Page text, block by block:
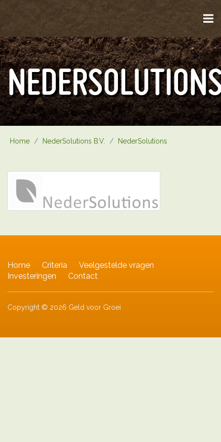
Home / NederSolutions B.V. / NederSolutions
Home Criteria
Veelgestelde vragen
Investeringen
Contact
Copyright © 2026 Geld voor Groei